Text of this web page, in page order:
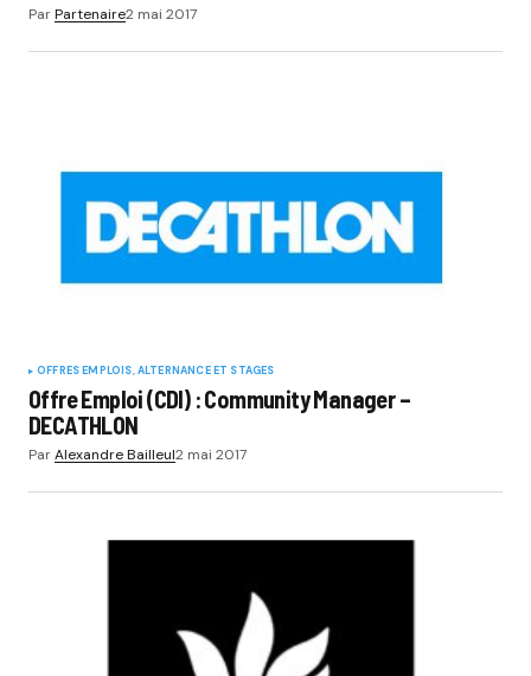
ParPartenaire2 mai 2017
OFFRES EMPLOIS, ALTERNANCE ET STAGES
Offre Emploi (CDI) : Community Manager –
DECATHLON
ParAlexandre Bailleul2 mai 2017